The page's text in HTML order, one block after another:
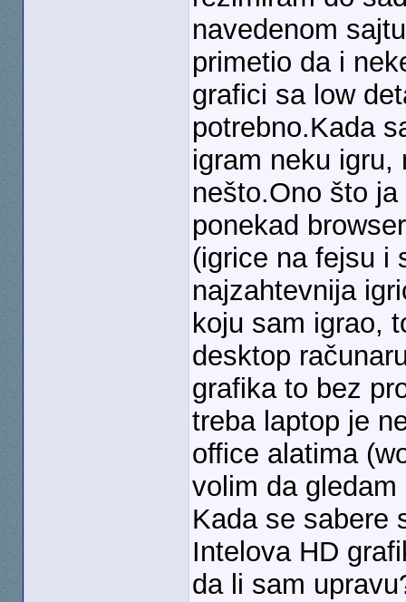
navedenom
primetio da i
grafici sa low
potrebno.Kada
igram neku
nešto.Ono što
ponekad
(igrice na fejsu i
najzahtevnija
koju sam igrao,
desktop
grafika to bez
treba laptop je
office alatima
volim da
Kada se sabere
Intelova HD
da li sam